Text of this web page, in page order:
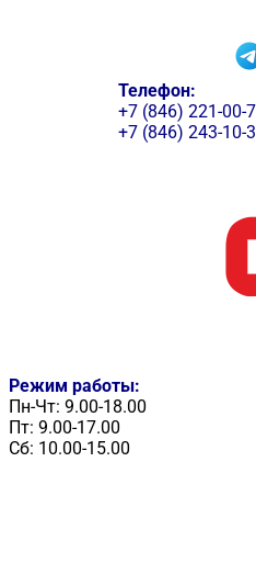
Телефон:
+7 (846) 221-00-
+7 (846) 243-10-
Режим работы:
Пн-Чт: 9.00-18.00
Пт: 9.00-17.00
Сб: 10.00-15.00